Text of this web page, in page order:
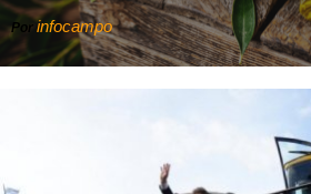
Por infocampo